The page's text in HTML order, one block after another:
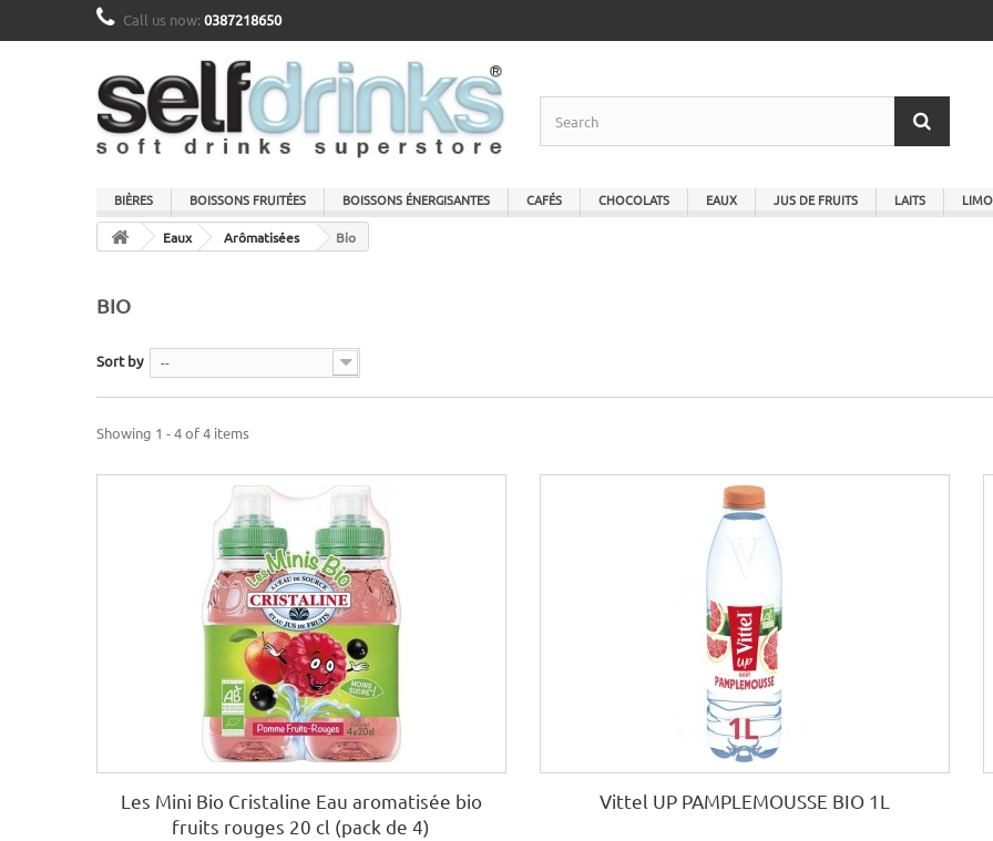
Call us now: 0387218650
BIÈRES BOISSONS FRUITÉES BOISSONS ÉNERGISANTES CAFÉS CHOCOLATS EAUX JUS DE FRUITS LAITS
Eaux Arômatisées Bio
BIO
Sort by --
Showing 1 - 4 of 4 items
Les Mini Bio Cristaline Eau aromatisée bio
fruits rouges 20 cl (pack de 4)
Vittel UP PAMPLEMOUSSE BIO 1L